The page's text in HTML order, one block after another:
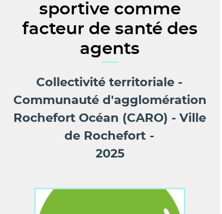
sportive comme
facteur de santé des
agents
Collectivité territoriale
Communauté d'agglomération
Rochefort Océan (CARO) - Ville
de Rochefort
2025